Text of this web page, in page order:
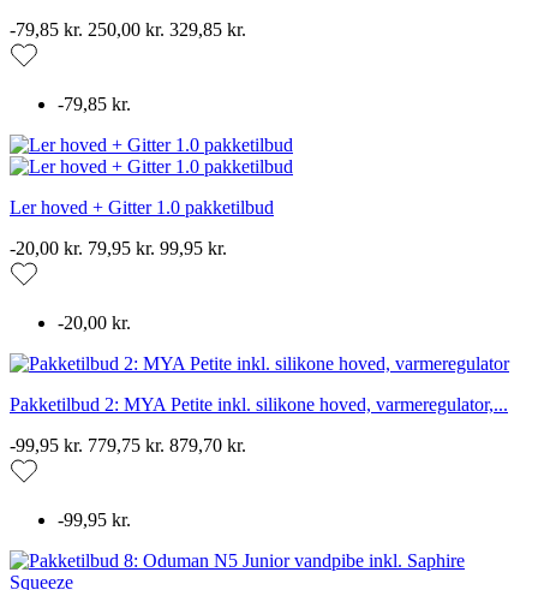
-79,85 kr. 250,00 kr. 329,85 kr.
-79,85 kr.
Ler hoved + Gitter 1.0 pakketilbud
-20,00 kr. 79,95 kr. 99,95 kr.
-20,00 kr.
Pakketilbud 2: MYA Petite inkl. silikone hoved, varmeregulator,...
-99,95 kr. 779,75 kr. 879,70 kr.
-99,95 kr.